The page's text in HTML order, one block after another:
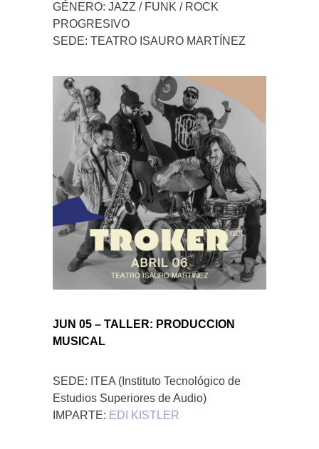
GÉNERO: JAZZ / FUNK / ROCK
PROGRESIVO
SEDE: TEATRO ISAURO MARTÍNEZ
JUN 05 – TALLER: PRODUCCION
MUSICAL
SEDE: ITEA (Instituto Tecnológico de
Estudios Superiores de Audio)
IMPARTE: EDI KISTLER